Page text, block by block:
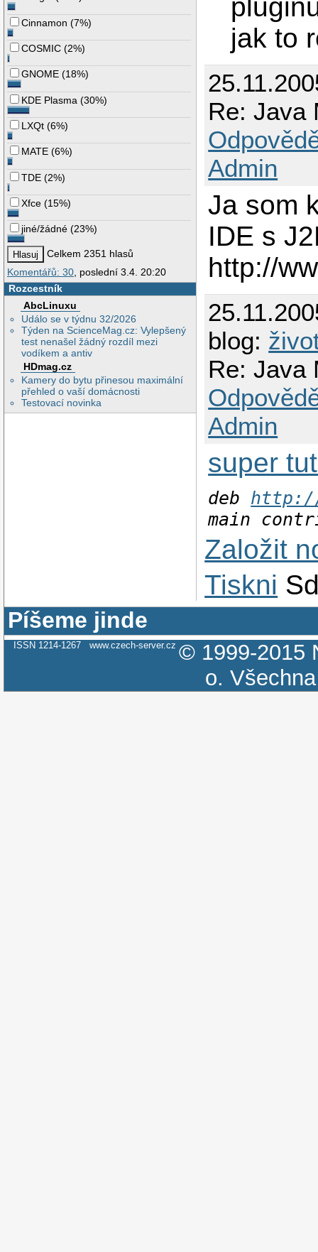
Cinnamon (7%)
COSMIC (2%)
GNOME (18%)
KDE Plasma (30%)
LXQt (6%)
MATE (6%)
TDE (2%)
Xfce (15%)
jiné/žádné (23%)
Celkem 2351 hlasů
Komentářů: 30 , poslední 3.4. 20:20
Rozcestník
AbcLinuxu
Událo se v týdnu 32/2026
Týden na ScienceMag.cz: Vylepšený
test nenašel žádný rozdíl mezi
vodíkem a antiv
HDmag.cz
Kamery do bytu přinesou maximální
přehled o vaší domácnosti
Testovací novinka
jak to
Re: Java
Admin
Ja som
IDE s
http://
blog:
Re: Java
Admin
super
deb
main
Založit
Tiskni
Píšeme jinde
ISSN 1214-1267 www.czech-server.cz © 1999-2015
o.